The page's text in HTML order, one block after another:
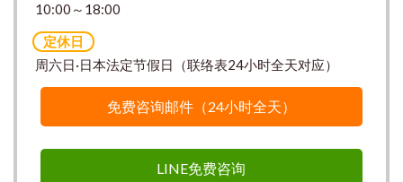
10:00～18:00
定休日
周六日·日本法定节假日（联络表24小时全天对应）
免费咨询邮件（24小时全天）
LINE免费咨询